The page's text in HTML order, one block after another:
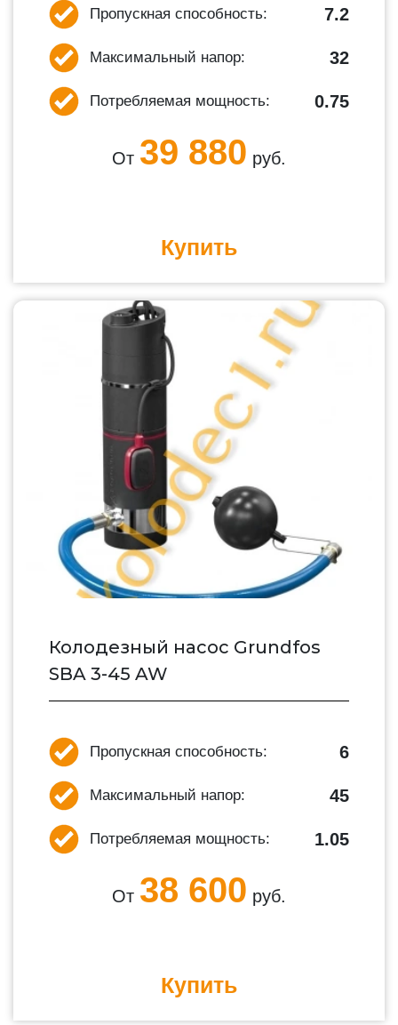
Пропускная способность: 7.2
Максимальный напор: 32
Потребляемая мощность: 0.75
От 39 880 руб.
Купить
Колодезный насос Grundfos
SBA 3-45 AW
Пропускная способность: 6
Максимальный напор: 45
Потребляемая мощность: 1.05
От 38 600 руб.
Купить